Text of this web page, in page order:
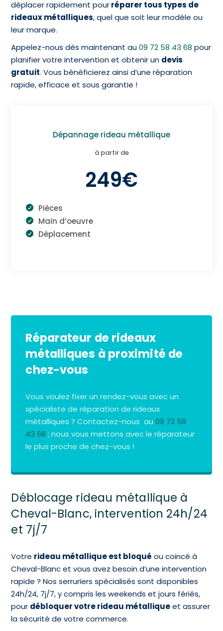
déplacer rapidement pourréparer tous types de
rideaux métalliques, quel que soit leur modèle ou
leur marque.
Appelez-nous dès maintenant au09 72 58 43 68 pour
planifier votre intervention et obtenir un devis
gratuit. Vous bénéficierez ainsi d’une réparation
rapide, efficace et sous garantie !
Dépannage rideau métallique
à partir de
249€
Pièces
Main d’oeuvre
Déplacement
Réparateur de rideaux
métalliques à proximité de
chez-vous
Vous voulez fixer un rendez-vous avec un
spécialiste de réparation de rideaux
métalliques ? Contactez-nous au09 72 58
43 68 ; nous vous mettons avec le réparateur
le plus proche de chez-vous !
Déblocage rideau métallique à
Cheval-Blanc, intervention 24h/24
et 7j/7
Votre rideau métallique est bloqué ou coincé à
Cheval-Blanc et vous avez besoin d’une intervention
rapide ? Nos serruriers spécialisés sont disponibles
24h/24, 7j/7, y compris les weekends et jours fériés,
pour débloquer votre rideau métalliqueet assurer
la sécurité de votre commerce.